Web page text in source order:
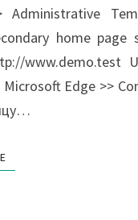
Administrative
home page
www.demo.test
Edge >>
ЧИТАТЬ ДАЛЕЕ